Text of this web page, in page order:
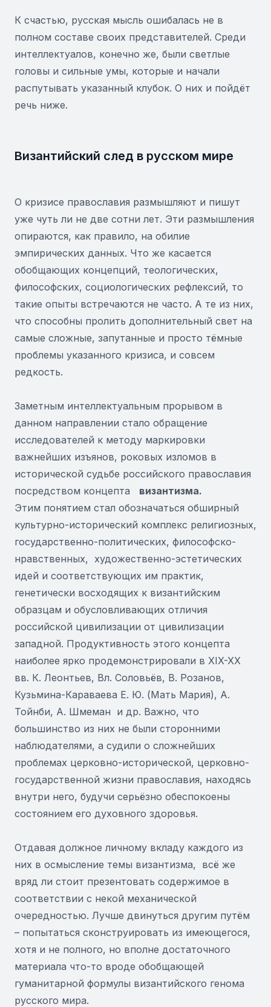
К счастью, русская мысль ошибалась не в
полном составе своих представителей. Среди
интеллектуалов, конечно же, были светлые
головы и сильные умы, которые и начали
распутывать указанный клубок. О них и пойдёт
речь ниже.
Византийский след в русском мире
О кризисе православия размышляют и пишут
уже чуть ли не две сотни лет. Эти размышления
опираются, как правило, на обилие
эмпирических данных. Что же касается
обобщающих концепций, теологических,
философских, социологических рефлексий, то
такие опыты встречаются не часто. А те из них,
что способны пролить дополнительный свет на
самые сложные, запутанные и просто тёмные
проблемы указанного кризиса, и совсем
редкость.
Заметным интеллектуальным прорывом в
данном направлении стало обращение
исследователей к методу маркировки
важнейших изъянов, роковых изломов в
исторической судьбе российского православия
посредством концепта византизма.
Этим понятием стал обозначаться обширный
культурно-исторический комплекс религиозных,
государственно-политических, философско-
нравственных, художественно-эстетических
идей и соответствующих им практик,
генетически восходящих к византийским
образцам и обусловливающих отличия
российской цивилизации от цивилизации
западной. Продуктивность этого концепта
наиболее ярко продемонстрировали в XIX-XX
вв. К. Леонтьев, Вл. Соловьёв, В. Розанов,
Кузьмина-Караваева Е. Ю. (Мать Мария), А.
Тойнби, А. Шмеман и др. Важно, что
большинство из них не были сторонними
наблюдателями, а судили о сложнейших
проблемах церковно-исторической, церковно-
государственной жизни православия, находясь
внутри него, будучи серьёзно обеспокоены
состоянием его духовного здоровья.
Отдавая должное личному вкладу каждого из
них в осмысление темы византизма, всё же
вряд ли стоит презентовать содержимое в
соответствии с некой механической
очередностью. Лучше двинуться другим путём
– попытаться сконструировать из имеющегося,
хотя и не полного, но вполне достаточного
материала что-то вроде обобщающей
гуманитарной формулы византийского генома
русского мира.